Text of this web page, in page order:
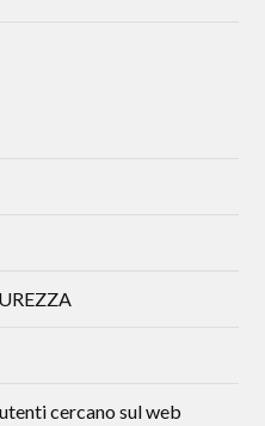
cercano sul web